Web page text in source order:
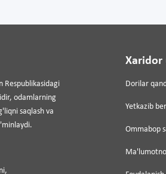
Respublikasidagi
odamlarning
saqlash va
Xaridor
Dorilar
Yetkazib
Ommabop